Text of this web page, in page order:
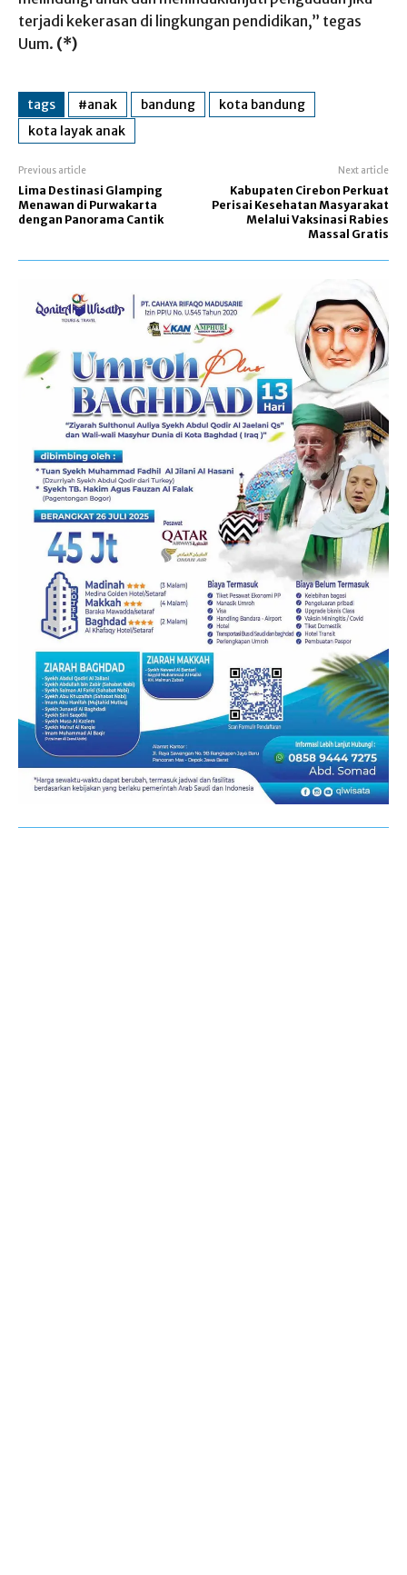
terjadi kekerasan di lingkungan pendidikan,” tegas
Uum. (*)
tags #anak bandung
kota bandung
kota layak anak
Previous article
Lima Destinasi Glamping
Menawan di Purwakarta
dengan Panorama Cantik
Next article
Kabupaten Cirebon Perkuat
Perisai Kesehatan Masyarakat
Melalui Vaksinasi Rabies
Massal Gratis